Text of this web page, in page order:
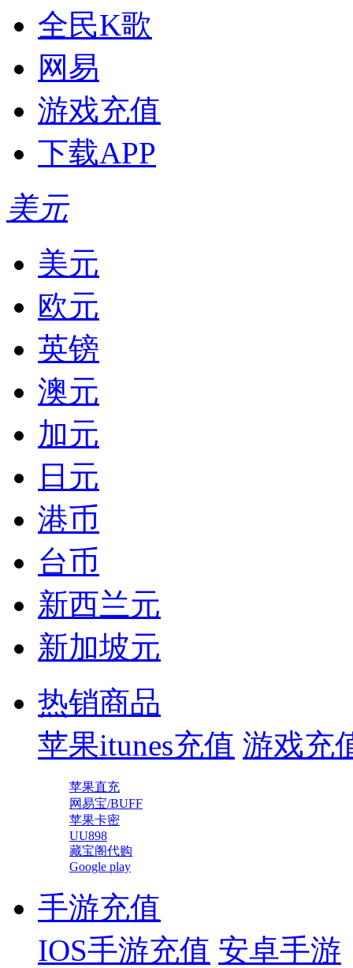
全民K歌
网易
游戏充值
下载APP
美元
美元
欧元
英镑
澳元
加元
日元
港币
台币
新西兰元
新加坡元
热销商品
苹果itunes充值 游戏充
苹果直充
网易宝/BUFF
苹果卡密
UU898
藏宝阁代购
Google play
手游充值
IOS手游充值 安卓手游